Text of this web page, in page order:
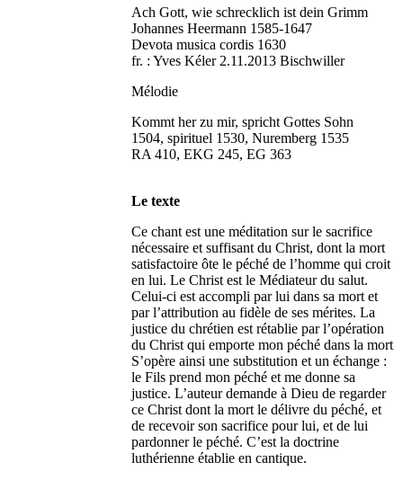
Ach Gott, wie schrecklich ist dein Grimm
Johannes Heermann 1585-1647
Devota musica cordis 1630
fr. : Yves Kéler 2.11.2013 Bischwiller
Mélodie
Kommt her zu mir, spricht Gottes Sohn
1504, spirituel 1530, Nuremberg 1535
RA 410, EKG 245, EG 363
Le texte
Ce chant est une méditation sur le sacrifice
nécessaire et suffisant du Christ, dont la mort
satisfactoire ôte le péché de l’homme qui croit
en lui. Le Christ est le Médiateur du salut.
Celui-ci est accompli par lui dans sa mort et
par l’attribution au fidèle de ses mérites. La
justice du chrétien est rétablie par l’opération
du Christ qui emporte mon péché dans la mort
S’opère ainsi une substitution et un échange :
le Fils prend mon péché et me donne sa
justice. L’auteur demande à Dieu de regarder
ce Christ dont la mort le délivre du péché, et
de recevoir son sacrifice pour lui, et de lui
pardonner le péché. C’est la doctrine
luthérienne établie en cantique.